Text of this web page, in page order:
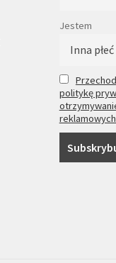
Jestem
politykę